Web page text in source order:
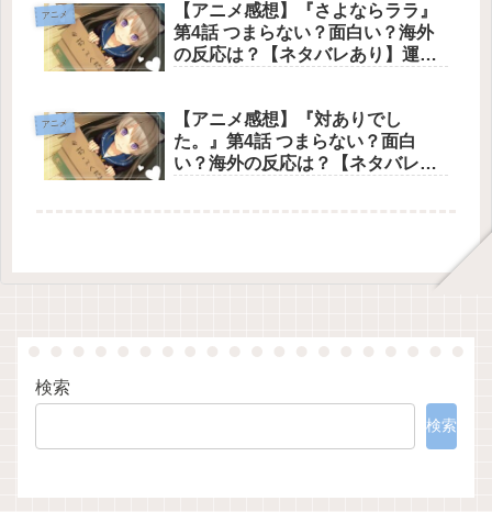
族」としての絆が深まる過程を、
圧倒的な作画と最高のテンポ感で
描き切った文句なしの神回
アニメ
【アニメ感想】『さよならララ』
第4話 つまらない？面白い？海外
の反応は？【ネタバレあり】運命
な映像美で描き切った文句なしの
神回
アニメ
【アニメ感想】『対ありでし
た。』第4話 つまらない？面白
い？海外の反応は？【ネタバレあ
検索
検索